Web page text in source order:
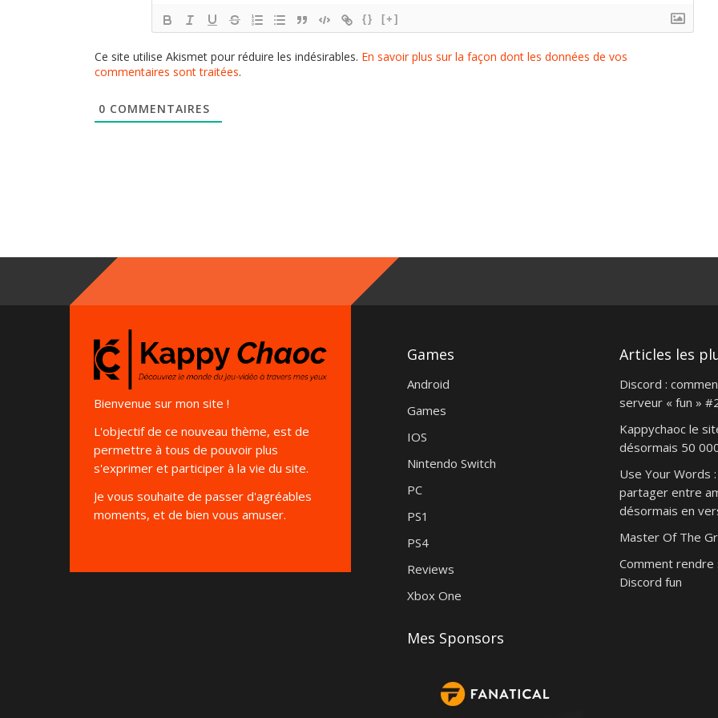
{} [+]
Ce site utilise Akismet pour réduire les indésirables. En savoir plus sur la façon dont les données de vos
commentaires sont traitées.
0 COMMENTAIRES
Bienvenue sur mon site !
L'objectif de ce nouveau thème, est de
permettre à tous de pouvoir plus
s'exprimer et participer à la vie du site.
Je vous souhaite de passer d'agréables
moments, et de bien vous amuser.
Games
Android
Games
IOS
Nintendo Switch
PC
PS1
PS4
Reviews
Xbox One
Mes Sponsors
Articles les
Discord :
serveur « fun »
Kappychaoc le
désormais 50
Use Your Words
partager entre
désormais en
Master Of The
Comment rendre
Discord fun